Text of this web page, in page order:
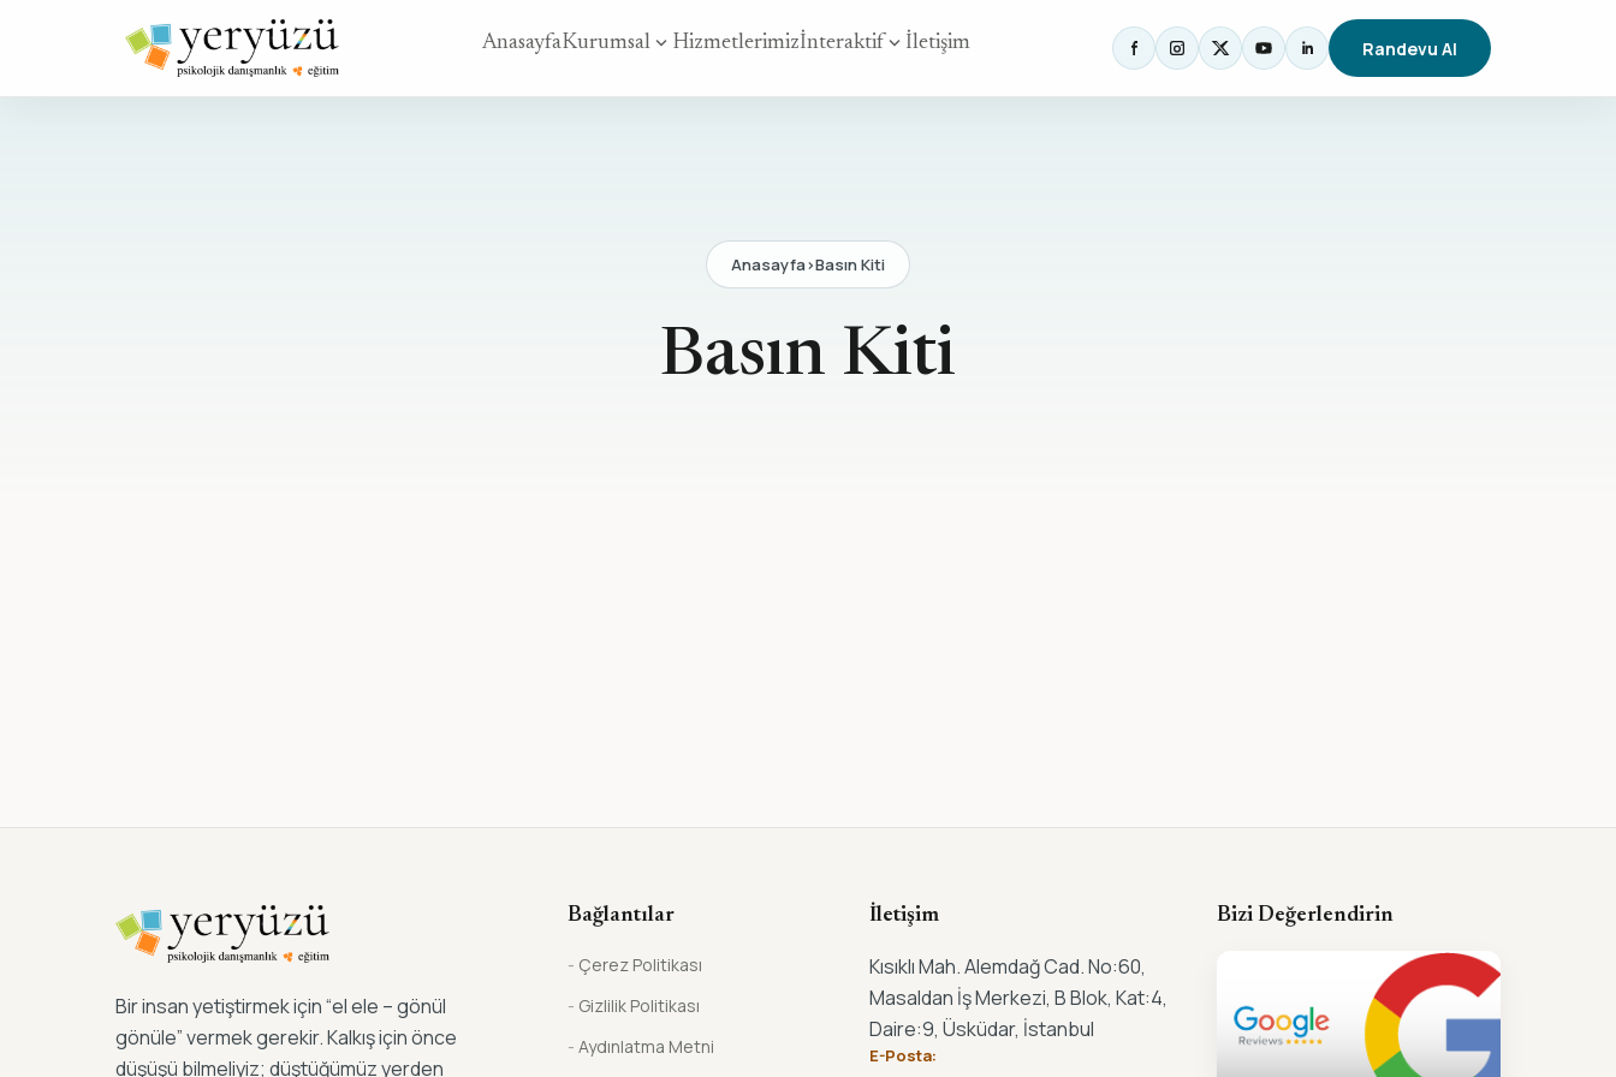
AnasayfaKurumsalexpand_more Hizmetlerimizİnteraktifexpand_more İletişim Randevu Al
Anasayfa>Basın Kiti
Basın Kiti
Bir insan yetiştirmek için “el ele – gönül
gönüle” vermek gerekir. Kalkış için önce
düşüşü bilmeliyiz; düştüğümüz yerden
Bağlantılar
Çerez Politikası
Gizlilik Politikası
Aydınlatma Metni
İletişim
Kısıklı Mah. Alemdağ Cad. No:60,
Masaldan İş Merkezi, B Blok, Kat:4,
Daire:9, Üsküdar, İstanbul
E-Posta:
Bizi Değerlendirin